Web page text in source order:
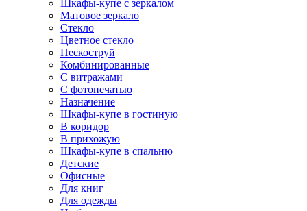
Шкафы-купе с зеркалом
Матовое зеркало
Стекло
Цветное стекло
Пескоструй
Комбинированные
С витражами
С фотопечатью
Назначение
Шкафы-купе в гостиную
В коридор
В прихожую
Шкафы-купе в спальню
Детские
Офисные
Для книг
Для одежды